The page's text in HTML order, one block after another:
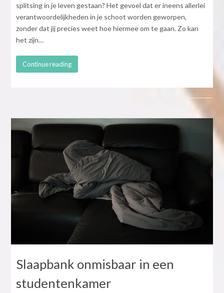
splitsing in je leven gestaan? Het gevoel dat er ineens allerlei
verantwoordelijkheden in je schoot worden geworpen,
zonder dat jij precies weet hoe hiermee om te gaan. Zo kan
het zijn…
Continue reading
Slaapbank onmisbaar in een
studentenkamer